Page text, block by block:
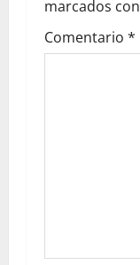
n
d
marcados con
Comentario *